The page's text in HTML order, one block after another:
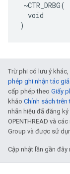
~CTR_DRBG(
  void
)
Trừ phi có lưu ý
phép ghi nhận tác
cấp phép theo Giấy
khảo Chính sách
nhãn hiệu đã đăng
OPENTHREAD và
Group và được sử
Cập nhật lần gần đây